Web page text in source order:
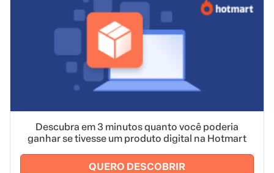
Descubra em 3 minutos quanto você poderia
ganhar se tivesse um produto digital na Hotmart
QUERO DESCOBRIR